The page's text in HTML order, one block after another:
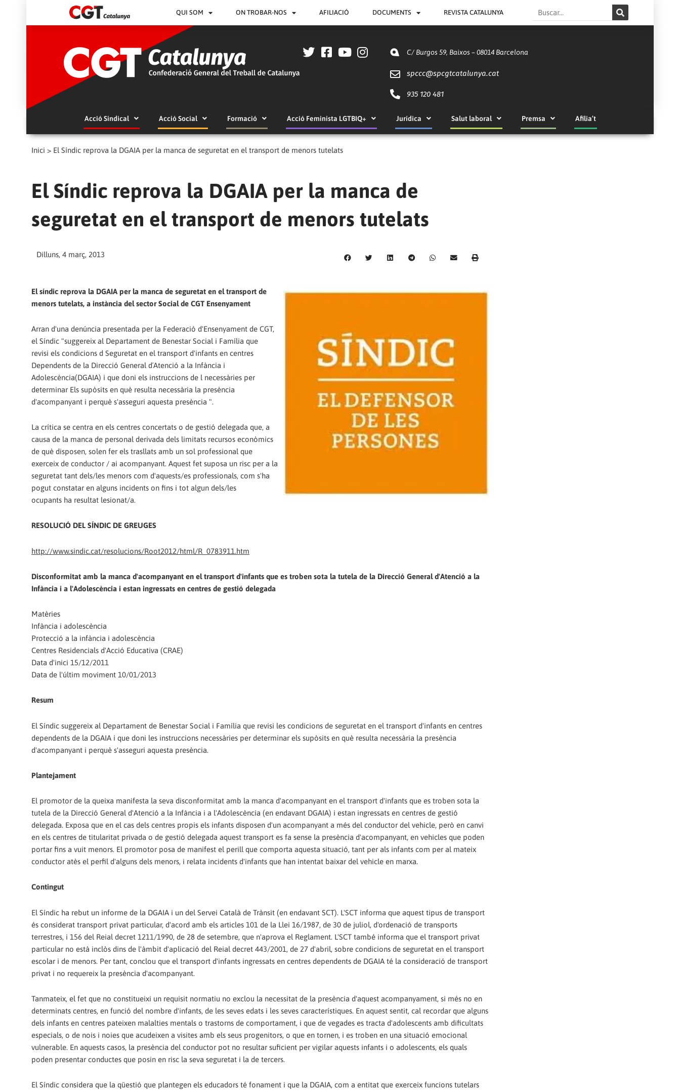
QUI SOM ON TROBAR-NOS AFILIACIÓ DOCUMENTS REVISTA CATALUNYA Search
C/ Burgos 59, Baixos – 08014 Barcelona
spccc@spcgtcatalunya.cat
935 120 481
Acció Sindical Acció Social Formació Acció Feminista LGTBIQ+ Jurídica Salut laboral Premsa Afilia’t
Inici > El Síndic reprova la DGAIA per la manca de seguretat en el transport de menors tutelats
El Síndic reprova la DGAIA per la manca de
seguretat en el transport de menors tutelats
Dilluns, 4 març, 2013
El síndic reprova la DGAIA per la manca de seguretat en el transport de
menors tutelats, a instància del sector Social de CGT Ensenyament
Arran d'una denúncia presentada per la Federació d'Ensenyament de CGT,
el Síndic "suggereix al Departament de Benestar Social i Família que
revisi els condicions d Seguretat en el transport d'infants en centres
Dependents de la Direcció General d´Atenció a la Infància i
Adolescència(DGAIA) i que doni els instruccions de l necessàries per
determinar Els supòsits en què resulta necessària la presència
d'acompanyant i perquè s'asseguri aquesta presència ".
La crítica se centra en els centres concertats o de gestió delegada que, a
causa de la manca de personal derivada dels limitats recursos econòmics
de què disposen, solen fer els trasllats amb un sol professional que
exerceix de conductor / ai acompanyant. Aquest fet suposa un risc per a la
seguretat tant dels/les menors com d'aquests/es professionals, com s'ha
pogut constatar en alguns incidents on fins i tot algun dels/les
ocupants ha resultat lesionat/a.
RESOLUCIÓ DEL SÍNDIC DE GREUGES
http://www.sindic.cat/resolucions/Root2012/html/R_0783911.htm
Disconformitat amb la manca d'acompanyant en el transport d'infants que es troben sota la tutela de la Direcció General d'Atenció a la
Infància i a l'Adolescència i estan ingressats en centres de gestió delegada
Matèries
Infància i adolescència
Protecció a la infància i adolescència
Centres Residencials d'Acció Educativa (CRAE)
Data d'inici 15/12/2011
Data de l'últim moviment 10/01/2013
Resum
El Síndic suggereix al Departament de Benestar Social i Família que revisi les condicions de seguretat en el transport d'infants en centres
dependents de la DGAIA i que doni les instruccions necessàries per determinar els supòsits en què resulta necessària la presència
d'acompanyant i perquè s'asseguri aquesta presència.
Plantejament
El promotor de la queixa manifesta la seva disconformitat amb la manca d'acompanyant en el transport d'infants que es troben sota la
tutela de la Direcció General d'Atenció a la Infància i a l'Adolescència (en endavant DGAIA) i estan ingressats en centres de gestió
delegada. Exposa que en el cas dels centres propis els infants disposen d'un acompanyant a més del conductor del vehicle, però en canvi
en els centres de titularitat privada o de gestió delegada aquest transport es fa sense la presència d'acompanyant, en vehicles que poden
portar fins a vuit menors. El promotor posa de manifest el perill que comporta aquesta situació, tant per als infants com per al mateix
conductor atès el perfil d'alguns dels menors, i relata incidents d'infants que han intentat baixar del vehicle en marxa.
Contingut
El Síndic ha rebut un informe de la DGAIA i un del Servei Català de Trànsit (en endavant SCT). L'SCT informa que aquest tipus de transport
és considerat transport privat particular, d'acord amb els articles 101 de la Llei 16/1987, de 30 de juliol, d'ordenació de transports
terrestres, i 156 del Reial decret 1211/1990, de 28 de setembre, que n'aprova el Reglament. L'SCT també informa que el transport privat
particular no està inclòs dins de l'àmbit d'aplicació del Reial decret 443/2001, de 27 d'abril, sobre condicions de seguretat en el transport
escolar i de menors. Per tant, conclou que el transport d'infants ingressats en centres dependents de DGAIA té la consideració de transport
privat i no requereix la presència d'acompanyant.
Tanmateix, el fet que no constitueixi un requisit normatiu no exclou la necessitat de la presència d'aquest acompanyament, si més no en
determinats centres, en funció del nombre d'infants, de les seves edats i les seves característiques. En aquest sentit, cal recordar que alguns
dels infants en centres pateixen malalties mentals o trastorns de comportament, i que de vegades es tracta d'adolescents amb dificultats
especials, o de nois i noies que acudeixen a visites amb els seus progenitors, o que en tornen, i es troben en una situació emocional
vulnerable. En aquests casos, la presència del conductor pot no resultar suficient per vigilar aquests infants i o adolescents, els quals
poden presentar conductes que posin en risc la seva seguretat i la de tercers.
El Síndic considera que la qüestió que plantegen els educadors té fonament i que la DGAIA, com a entitat que exerceix funcions tutelars